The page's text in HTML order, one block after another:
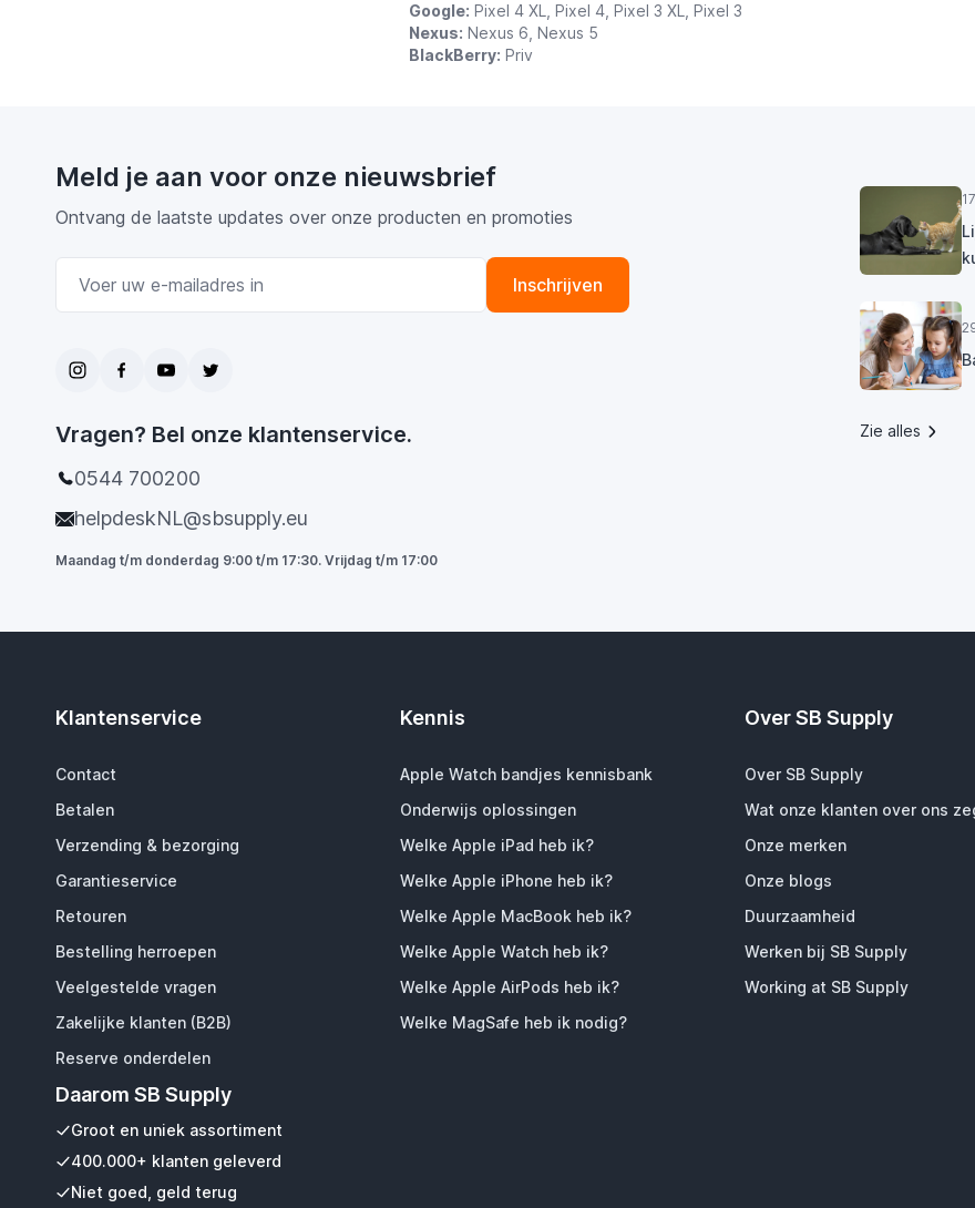
Google: Pixel 4 XL, Pixel 4, Pixel 3 XL, Pixel 3
Nexus: Nexus 6, Nexus 5
BlackBerry: Priv
Meld je aan voor onze nieuwsbrief
Ontvang de laatste updates over onze producten en promoties
Inschrijven
Vragen? Bel onze klantenservice.
0544 700200
helpdeskNL@sbsupply.eu
Maandag t/m donderdag 9:00 t/m 17:30. Vrijdag t/m 17:00
Zie alles
Klantenservice
Contact
Betalen
Verzending & bezorging
Garantieservice
Retouren
Bestelling herroepen
Veelgestelde vragen
Zakelijke klanten (B2B)
Reserve onderdelen
Daarom SB Supply
Groot en uniek assortiment
400.000+ klanten geleverd
Niet goed, geld terug
Kennis
Apple Watch bandjes kennisbank
Onderwijs oplossingen
Welke Apple iPad heb ik?
Welke Apple iPhone heb ik?
Welke Apple MacBook heb ik?
Welke Apple Watch heb ik?
Welke Apple AirPods heb ik?
Welke MagSafe heb ik nodig?
Over SB Supply
Over SB Supply
Wat onze klanten over ons
Onze merken
Onze blogs
Duurzaamheid
Werken bij SB Supply
Working at SB Supply